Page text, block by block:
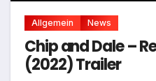
Allgemein News
Chip and Dale –
(2022) Trailer